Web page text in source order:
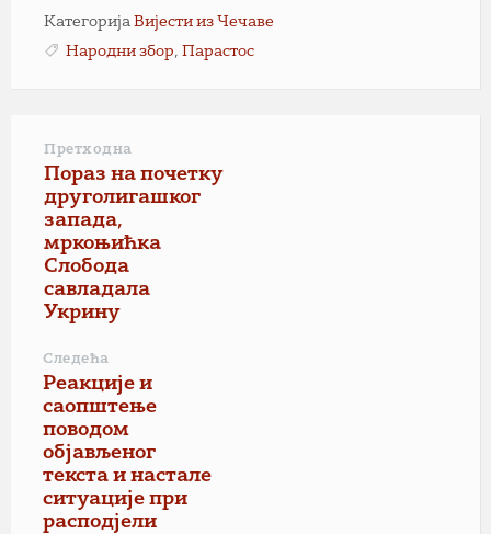
Категорија Вијести из Чечаве
Народни збор, Парастос
Претходна
Пораз на почетку
друголигашког
запада,
мркоњићка
Слобода
савладала
Укрину
Следећа
Реакције и
саопштење
поводом
објављеног
текста и настале
ситуације при
расподјели